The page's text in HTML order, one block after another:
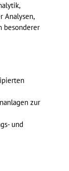
Analysen,
besonderer
zur
und